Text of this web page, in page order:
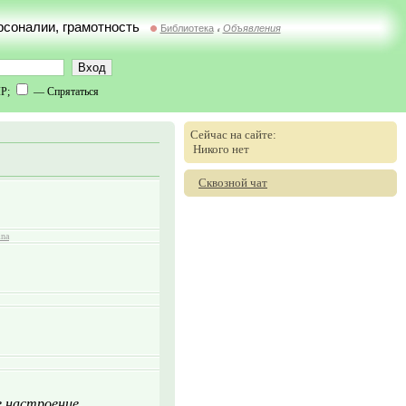
грамотность Библиотека // Объявления
— Спрятаться
Сейчас на сайте:
Никого нет
Сквозной чат